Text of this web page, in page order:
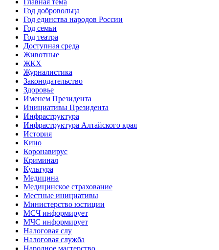
Главная тема
Год добровольца
Год единства народов России
Год семьи
Год театра
Доступная среда
Животные
ЖКХ
Журналистика
Законодательство
Здоровье
Именем Президента
Инициативы Президента
Инфраструктура
Инфраструктура Алтайского края
История
Кино
Коронавирус
Криминал
Культура
Медицина
Медицинское страхование
Местные инициативы
Министерство юстиции
МСЧ информирует
МЧС информирует
Налоговая слу
Налоговая служба